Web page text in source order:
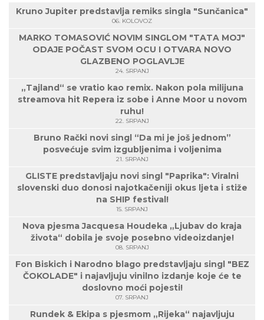
Kruno Jupiter predstavlja remiks singla "Sunčanica"
06. KOLOVOZ
MARKO TOMASOVIĆ NOVIM SINGLOM "TATA MOJ"
ODAJE POČAST SVOM OCU I OTVARA NOVO
GLAZBENO POGLAVLJE
24. SRPANJ
„Tajland“ se vratio kao remix. Nakon pola milijuna
streamova hit Repera iz sobe i Anne Moor u novom
ruhu!
22. SRPANJ
Bruno Rački novi singl “Da mi je još jednom”
posvećuje svim izgubljenima i voljenima
21. SRPANJ
GLISTE predstavljaju novi singl "Paprika": Viralni
slovenski duo donosi najotkačeniji okus ljeta i stiže
na SHIP festival!
15. SRPANJ
Nova pjesma Jacquesa Houdeka „Ljubav do kraja
života“ dobila je svoje posebno videoizdanje!
08. SRPANJ
Fon Biskich i Narodno blago predstavljaju singl "BEZ
ČOKOLADE" i najavljuju vinilno izdanje koje će te
doslovno moći pojesti!
07. SRPANJ
Rundek & Ekipa s pjesmom „Rijeka“ najavljuju